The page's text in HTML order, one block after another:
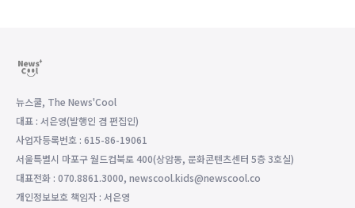
뉴스쿨, The News'Cool
대표 : 서은영(발행인 겸 편집인)
사업자등록번호 : 615-86-19061
서울특별시 마포구 월드컵북로 400(상암동, 문화콘텐츠센터 5층 3호실)
대표전화 : 070.8861.3000, newscool.kids@newscool.co
개인정보보호 책임자 : 서은영